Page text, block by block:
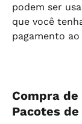
podem ser
que você
pagamento
Compra
Pacotes